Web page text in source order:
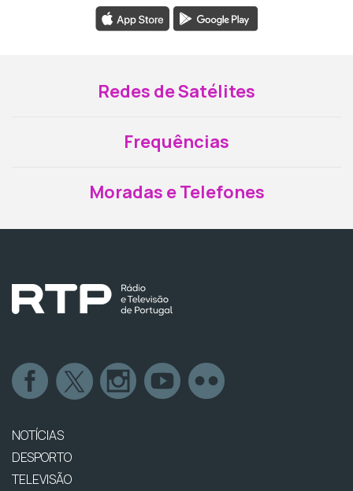
Redes de Satélites
Frequências
Moradas e Telefones
NOTÍCIAS
DESPORTO
TELEVISÃO